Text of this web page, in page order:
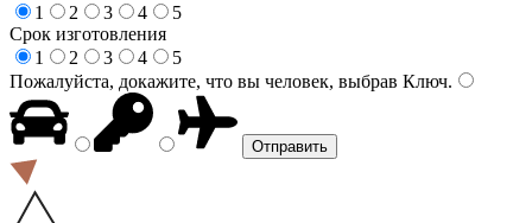
1
2 3 4
5
Срок изготовления
1
2 3 4
5
Пожалуйста, докажите, что вы человек, выбрав Ключ.